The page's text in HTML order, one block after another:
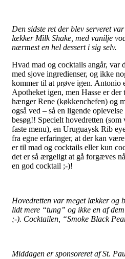
Den sidste ret der blev serveret
lækker Milk Shake, med vanilje
nærmest en hel dessert i sig selv.
Hvad mad og cocktails angår, var
med sjove ingredienser, og ikke
kommer til at prøve igen. Antonio
Apotheket igen, men Hasse er
hænger Rene (køkkenchefen) og
også ved – så en ligende
besøg!! Specielt hovedretten
faste menu), en Uruguaysk Rib
fra egne erfaringer, at der kan
er til mad og cocktails eller kun
det er så ærgeligt at gå forgæves
en god cocktail ;-)!
Hovedretten var meget lækker og
lidt mere “tung” og ikke en af
;-). Cocktailen, “Smoke Black
Middagen er sponsoreret af St.